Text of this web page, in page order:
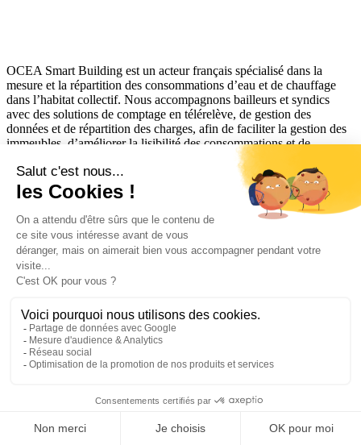
OCEA Smart Building est un acteur français spécialisé dans la
mesure et la répartition des consommations d’eau et de chauffage
dans l’habitat collectif. Nous accompagnons bailleurs et syndics
avec des solutions de comptage en télérelève, de gestion des
données et de répartition des charges, afin de faciliter la gestion des
immeubles, d’améliorer la lisibilité des consommations et de
favoriser le confort des résidents sur le long terme.
OCEA Smart Building accompagne les acteurs du tertiaire dans la
mesure, l’analyse et le pilotage de leurs consommations d’eau,
d’énergie et de chauffage. Nos solutions permettent de transformer
les données d’exploitation en leviers concrets de performance, de
réduction des consommations et de décarbonation.
Liens utiles
Calculez vos économies
Glossaire
Réglementation
Liens utiles
FAQ
Réglementation
Suivez-nous sur les réseaux sociaux :